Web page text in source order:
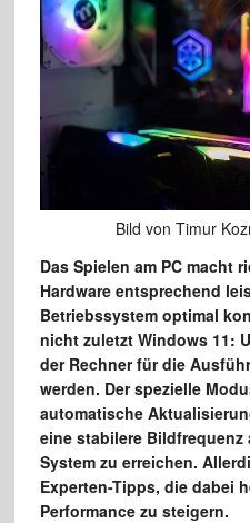
Bild von Timur
Das Spielen am PC macht
Hardware entsprechend
Betriebssystem optimal
nicht zuletzt Windows 11:
der Rechner für die
werden. Der spezielle
automatische
eine stabilere
System zu erreichen.
Experten-Tipps, die dabei
Performance zu steigern.